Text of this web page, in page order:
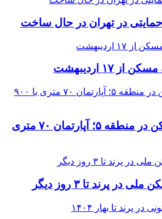
۱۷ اردیبهشت
نرخ‌ رهن و اجاره مسکن در منطقه ۵؛ آپارتمان ۷۰ متری